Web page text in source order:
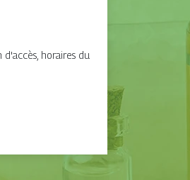
d'accès, horaires du